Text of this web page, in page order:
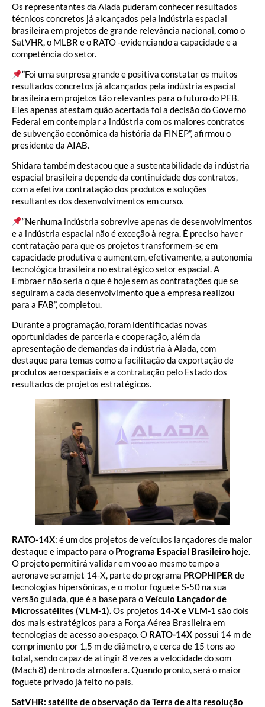
Os representantes da Alada puderam conhecer resultados
técnicos concretos já alcançados pela indústria espacial
brasileira em projetos de grande relevância nacional, como o
SatVHR, o MLBR e o RATO -evidenciando a capacidade e a
competência do setor.
”Foi uma surpresa grande e positiva constatar os muitos
resultados concretos já alcançados pela indústria espacial
brasileira em projetos tão relevantes para o futuro do PEB.
Eles apenas atestam quão acertada foi a decisão do Governo
Federal em contemplar a indústria com os maiores contratos
de subvenção econômica da história da FINEP”, afirmou o
presidente da AIAB.
Shidara também destacou que a sustentabilidade da indústria
espacial brasileira depende da continuidade dos contratos,
com a efetiva contratação dos produtos e soluções
resultantes dos desenvolvimentos em curso.
“Nenhuma indústria sobrevive apenas de desenvolvimentos
e a indústria espacial não é exceção à regra. É preciso haver
contratação para que os projetos transformem-se em
capacidade produtiva e aumentem, efetivamente, a autonomia
tecnológica brasileira no estratégico setor espacial. A
Embraer não seria o que é hoje sem as contratações que se
seguiram a cada desenvolvimento que a empresa realizou
para a FAB”, completou.
Durante a programação, foram identificadas novas
oportunidades de parceria e cooperação, além da
apresentação de demandas da indústria à Alada, com
destaque para temas como a facilitação da exportação de
produtos aeroespaciais e a contratação pelo Estado dos
resultados de projetos estratégicos.
RATO-14X: é um dos projetos de veículos lançadores de maior
destaque e impacto para o Programa Espacial Brasileiro hoje.
O projeto permitirá validar em voo ao mesmo tempo a
aeronave scramjet 14-X, parte do programa PROPHIPER de
tecnologias hipersônicas, e o motor foguete S-50 na sua
versão guiada, que é a base para oVeículo Lançador de
Microssatélites (VLM-1).Os projetos 14-X e VLM-1 são dois
dos mais estratégicos para a Força Aérea Brasileira em
tecnologias de acesso ao espaço. O RATO-14X possui 14 m de
comprimento por 1,5 m de diâmetro, e cerca de 15 tons ao
total, sendo capaz de atingir 8 vezes a velocidade do som
(Mach 8) dentro da atmosfera. Quando pronto, será o maior
foguete privado já feito no país.
SatVHR: satélite de observação da Terra de alta resolução